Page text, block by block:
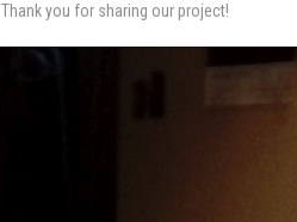
Thank you for sharing our project!